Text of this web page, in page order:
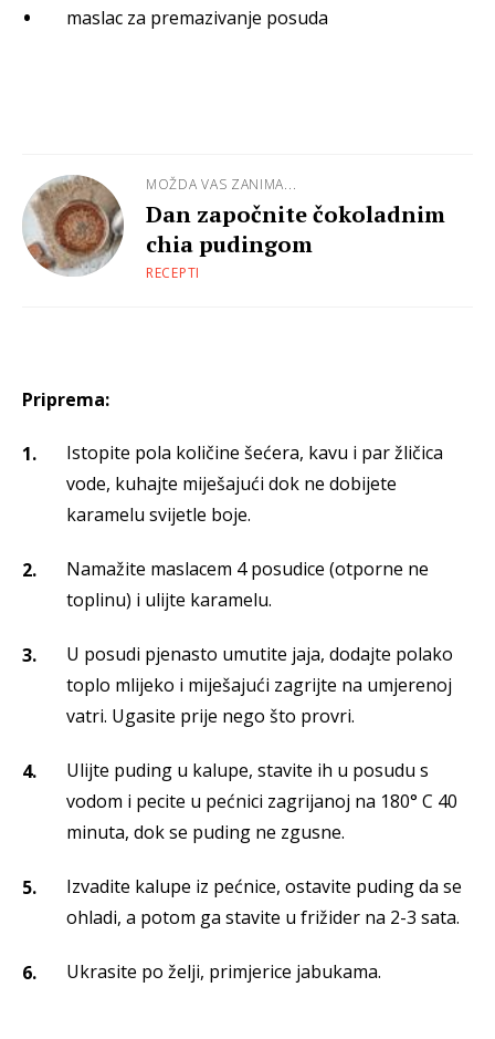
maslac za premazivanje posuda
MOŽDA VAS ZANIMA...
Dan započnite čokoladnim
chia pudingom
RECEPTI
Priprema:
Istopite pola količine šećera, kavu i par žličica
vode, kuhajte miješajući dok ne dobijete
karamelu svijetle boje.
Namažite maslacem 4 posudice (otporne ne
toplinu) i ulijte karamelu.
U posudi pjenasto umutite jaja, dodajte polako
toplo mlijeko i miješajući zagrijte na umjerenoj
vatri. Ugasite prije nego što provri.
Ulijte puding u kalupe, stavite ih u posudu s
vodom i pecite u pećnici zagrijanoj na 180° C 40
minuta, dok se puding ne zgusne.
Izvadite kalupe iz pećnice, ostavite puding da se
ohladi, a potom ga stavite u frižider na 2-3 sata.
Ukrasite po želji, primjerice jabukama.